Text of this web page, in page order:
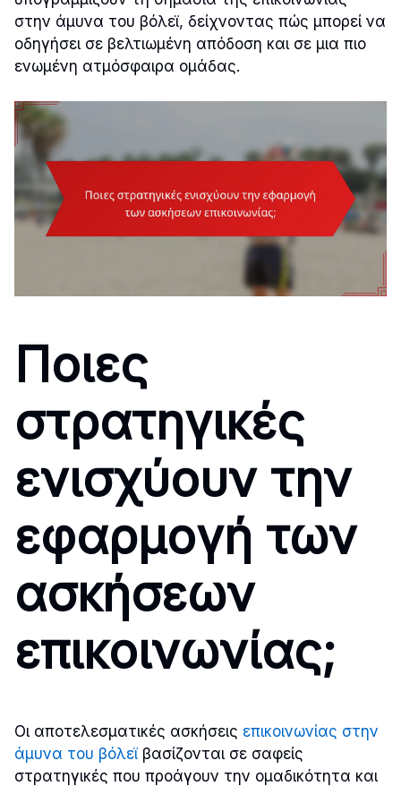
στην άμυνα του βόλεϊ, δείχνοντας πώς μπορεί να
οδηγήσει σε βελτιωμένη απόδοση και σε μια πιο
ενωμένη ατμόσφαιρα ομάδας.
Ποιες
στρατηγικές
ενισχύουν την
εφαρμογή των
ασκήσεων
επικοινωνίας;
Οι αποτελεσματικές ασκήσεις επικοινωνίας στην
άμυνα του βόλεϊ βασίζονται σε σαφείς
στρατηγικές που προάγουν την ομαδικότητα και